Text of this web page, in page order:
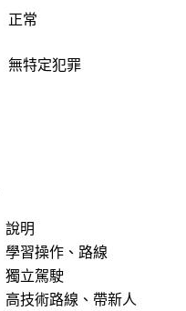
正常
無特定犯罪
說明
學習操作、路線
獨立駕駛
高技術路線、帶新人